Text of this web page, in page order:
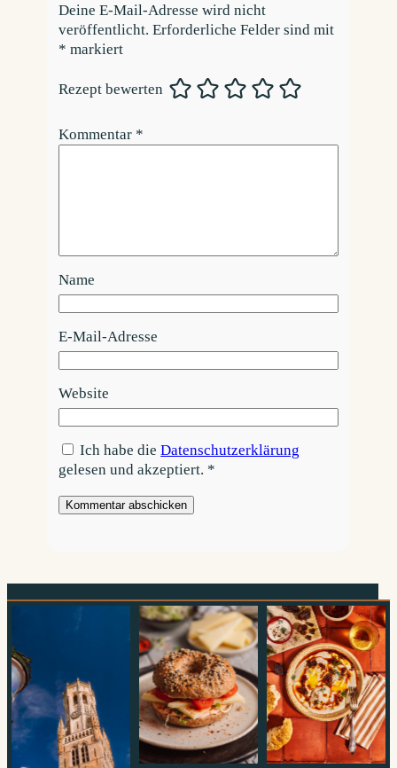
Deine E-Mail-Adresse wird nicht
veröffentlicht. Erforderliche Felder sind mit
* markiert
Rezept bewerten
Kommentar *
Name
E-Mail-Adresse
Website
Ich habe dieDatenschutzerklärung
gelesen und akzeptiert. *